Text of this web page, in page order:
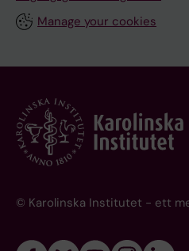
Manage your cookies
© Karolinska Institutet - ett